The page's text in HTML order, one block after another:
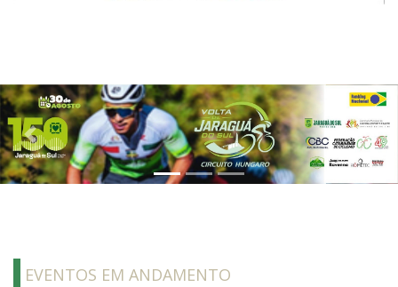
Previous Next
EVENTOS EM ANDAMENTO